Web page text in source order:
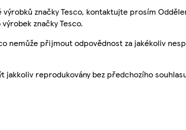
značky Tesco, kontaktujte prosím
značky Tesco.
nemůže přijmout odpovědnost za jakékoliv
reprodukovány bez předchozího